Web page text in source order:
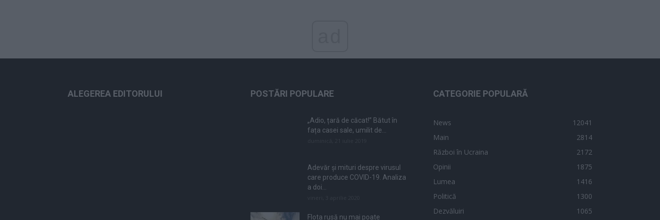
ALEGEREA EDITORULUI POSTĂRI POPULARE
„Adio, țară de căcat!” Bătut în
fața casei sale, umilit de...
Adevăr și mituri despre virusul
care produce COVID-19. Analiza
a doi...
Flota rusă nu mai poate
CATEGORIE POPULARĂ
News
12041
Main
2814
Război în Ucraina
2172
Opinii
1875
Lumea
1416
Politică
1300
Dezvăluiri
1065